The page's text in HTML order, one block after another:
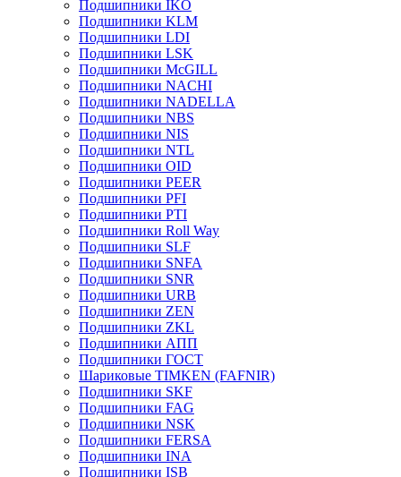
Подшипники IKO
Подшипники KLM
Подшипники LDI
Подшипники LSK
Подшипники McGILL
Подшипники NACHI
Подшипники NADELLA
Подшипники NBS
Подшипники NIS
Подшипники NTL
Подшипники OID
Подшипники PEER
Подшипники PFI
Подшипники PTI
Подшипники Roll Way
Подшипники SLF
Подшипники SNFA
Подшипники SNR
Подшипники URB
Подшипники ZEN
Подшипники ZKL
Подшипники АПП
Подшипники ГОСТ
Шариковые ТІMKEN (FAFNIR)
Подшипники SKF
Подшипники FAG
Подшипники NSK
Подшипники FERSA
Подшипники INA
Подшипники ISB